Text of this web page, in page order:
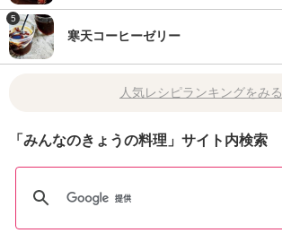
5
寒天コーヒーゼリー
人気レシピランキングをみる
「みんなのきょうの料理」サイト内検索